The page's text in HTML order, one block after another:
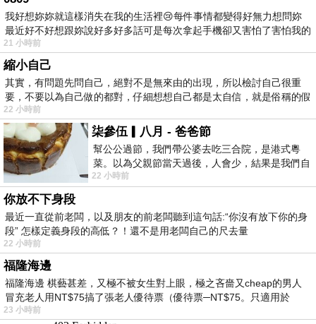
我好想妳妳就這樣消失在我的生活裡😢每件事情都變得好無力想問妳
最近好不好想跟妳說好多好多話可是每次拿起手機卻又害怕了害怕我的
出現
21 小時前
縮小自己
其實，有問題先問自己，絕對不是無來由的出現，所以檢討自己很重
要，不要以為自己做的都對，仔細想想自己都是太自信，就是俗稱的假
22 小時前
柒參伍▎八月 - 爸爸節
幫公公過節，我們帶公婆去吃三合院，是港式粵
菜。以為父親節當天過後，人會少，結果是我們自
己想多了。人陸續地進，滿滿都是人，個人
22 小時前
你放不下身段
最近一直從前老闆，以及朋友的前老闆聽到這句話:“你沒有放下你的身
段” 怎樣定義身段的高低？！還不是用老闆自己的尺去量
22 小時前
福隆海邊
福隆海邊 棋藝甚差，又極不被女生對上眼，極之吝嗇又cheap的男人
冒充老人用NT$75搞了張老人優待票（優待票─NT$75。只適用於
23 小時前